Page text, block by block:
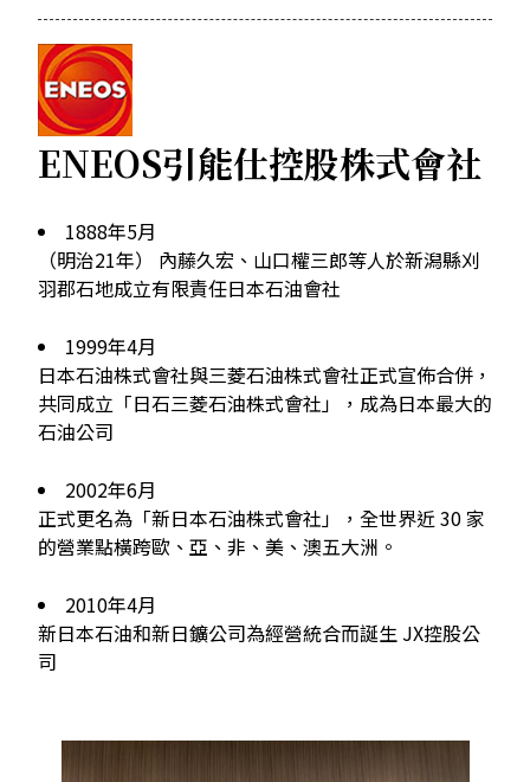
ENEOS引能仕控股株式會社
1888年5月
（明治21年） 內藤久宏、山口權三郎等人於新潟縣刈
羽郡石地成立有限責任日本石油會社
1999年4月
日本石油株式會社與三菱石油株式會社正式宣佈合併，
共同成立「日石三菱石油株式會社」，成為日本最大的
石油公司
2002年6月
正式更名為「新日本石油株式會社」，全世界近 30 家
的營業點橫跨歐、亞、非、美、澳五大洲。
2010年4月
新日本石油和新日鑛公司為經營統合而誕生 JX控股公
司